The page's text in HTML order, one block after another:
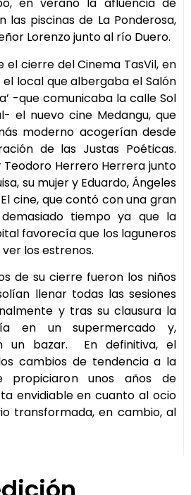
en verano la afluencia de
piscinas de La Ponderosa,
Lorenzo junto al río Duero.
el cierre del Cinema TasVil, en
el local que albergaba el Salón
-que comunicaba la calle Sol
el nuevo cine Medangu, que
moderno acogerían desde
de las Justas Poéticas.
Herrero Herrera junto
su mujer y Eduardo, Ángeles
cine, que contó con una gran
tiempo ya que la
favorecía que los laguneros
los estrenos.
de su cierre fueron los niños
llenar todas las sesiones
y tras su clausura la
en un supermercado y,
un bazar. En definitiva, el
cambios de tendencia a la
propiciaron unos años de
envidiable en cuanto al ocio
transformada, en cambio, al